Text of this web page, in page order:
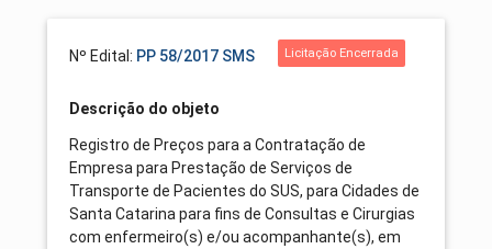
Nº Edital: PP 58/2017 SMS Licitação Encerrada
Descrição do objeto
Registro de Preços para a Contratação de
Empresa para Prestação de Serviços de
Transporte de Pacientes do SUS, para Cidades de
Santa Catarina para fins de Consultas e Cirurgias
com enfermeiro(s) e/ou acompanhante(s), em